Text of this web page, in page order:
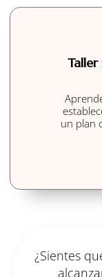
un plan
¿Sientes